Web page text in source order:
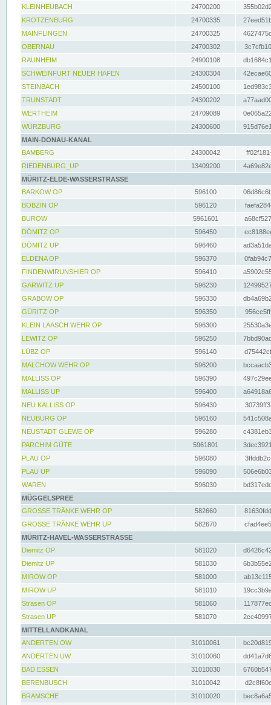
KLEINHEUBACH 24700200
KROTZENBURG
24700335
MAINFLINGEN
24700325
OBERNAU
24700302
RAUNHEIM
24900108
SCHWEINFURT NEUER HAFEN
24300304
STEINBACH
24500100
TRUNSTADT
24300202
WERTHEIM
24709089
WÜRZBURG
24300600
MAIN-DONAU-KANAL
BAMBERG
24300042
RIEDENBURG_UP
13409200
MÜRITZ-ELDE-WASSERSTRASSE
BARKOW OP
596100
BOBZIN OP
596120
BUROW
5961601
DÖMITZ OP
596450
DÖMITZ UP
596460
ELDENA OP
596370
FINDENWIRUNSHIER OP
596410
GARWITZ UP
596230
GRABOW OP
596330
GÜRITZ OP
596350
KLEIN LAASCH WEHR OP
596300
LEWITZ OP
596250
LÜBZ OP
596140
MALCHOW WEHR OP
596200
MALLISS OP
596390
MALLISS UP
596400
NEU KALLISS OP
596430
NEUBURG OP
596160
NEUSTADT GLEWE OP
596280
PARCHIM GÜTE
5961801
PLAU OP
596080
PLAU UP
596090
WAREN
596030
MÜGGELSPREE
GROSSE TRÄNKE WEHR OP
582660
GROSSE TRÄNKE WEHR UP
582670
MÜRITZ-HAVEL-WASSERSTRASSE
Diemitz OP
581020
Diemitz UP
581030
MIROW OP
581000
MIROW UP
581010
Strasen OP
581060
Strasen UP
581070
MITTELLANDKANAL
ANDERTEN OW
31010061
ANDERTEN UW
31010060
BAD ESSEN
31010030
BERENBUSCH
31010042
BRAMSCHE
31010020